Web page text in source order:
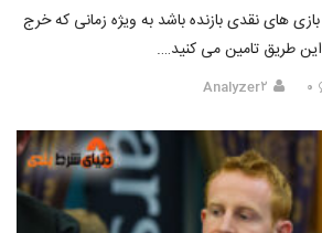
های نقدی بازنده باشد به ویژه زمانی که خرج
طریق تامین می کنید….
۰ Analyzer۲